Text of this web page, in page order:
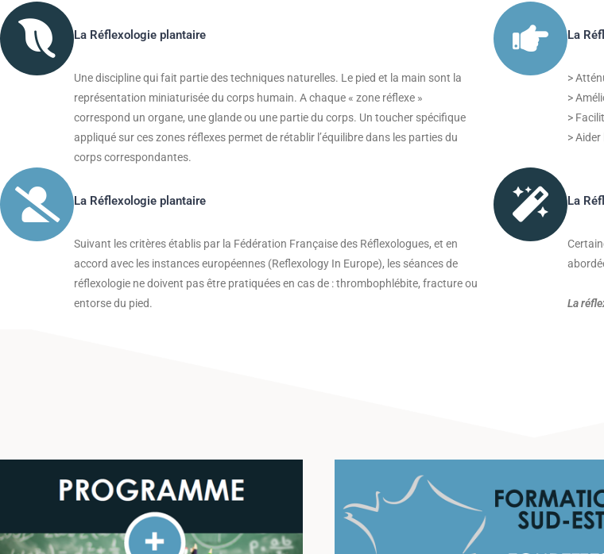
La Réflexologie plantaire
Une discipline qui fait partie des techniques naturelles. Le pied et la main sont la
représentation miniaturisée du corps humain. A chaque « zone réflexe »
correspond un organe, une glande ou une partie du corps. Un toucher spécifique
appliqué sur ces zones réflexes permet de rétablir l’équilibre dans les parties du
corps correspondantes.
La
>
>
>
>
La Réflexologie plantaire
Suivant les critères établis par la Fédération Française des Réflexologues, et en
accord avec les instances européennes (Reflexology In Europe), les séances de
réflexologie ne doivent pas être pratiquées en cas de : thrombophlébite, fracture ou
entorse du pied.
La
La